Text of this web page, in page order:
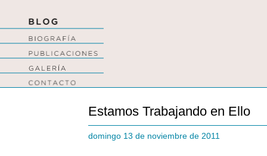
Estamos Trabajando en Ello
domingo 13 de noviembre de 2011